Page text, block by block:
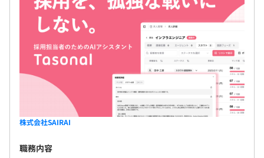
株式会社SAIRAI
職務内容